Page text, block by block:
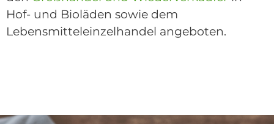
Hof- und Bioläden sowie dem
Lebensmitteleinzelhandel angeboten.